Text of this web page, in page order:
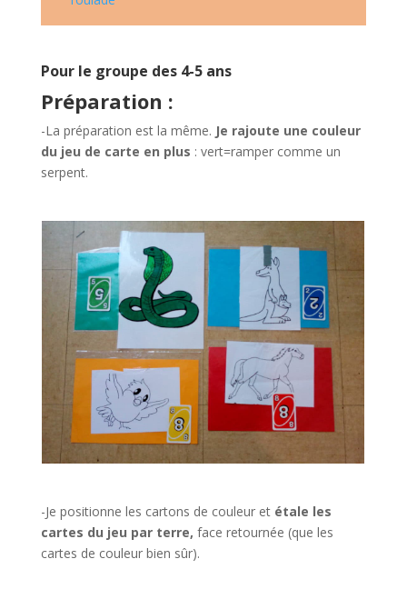
Pour le groupe des 4-5 ans
Préparation :
-La préparation est la même. Je rajoute une couleur
du jeu de carte en plus : vert=ramper comme un
serpent.
-Je positionne les cartons de couleur et étale les
cartes du jeu par terre, face retournée (que les
cartes de couleur bien sûr).